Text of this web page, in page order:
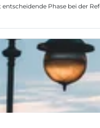
Phase bei der